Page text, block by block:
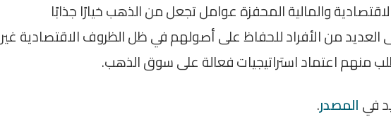
والمالية المحفزة عوامل تجعل من الذهب خيارًا جذابًا
من الأفراد للحفاظ على أصولهم في ظل الظروف الاقتصادية غير
منهم اعتماد استراتيجيات فعالة على سوق الذهب.
فيالمصدر.